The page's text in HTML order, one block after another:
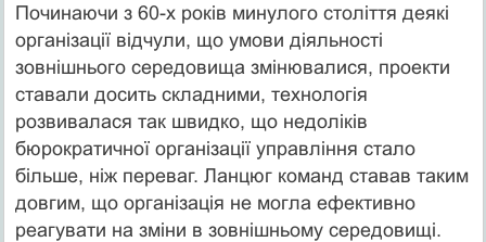
Починаючи з 60-х років минулого сто­ліття деякі
організації відчули, що умови діяльності
зовнішнього середовища змінювалися, проекти
ставали досить складними, техно­логія
розвивалася так швидко, що недоліків
бюрократичної організації управління стало
більше, ніж переваг. Ланцюг команд ставав таким
довгим, що організація не могла ефективно
реагувати на зміни в зо­внішньому середовищі.